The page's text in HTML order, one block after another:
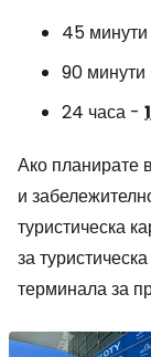
45
90 минути
24 часа -
Ако планирате
и
туристическа
за
терминала за